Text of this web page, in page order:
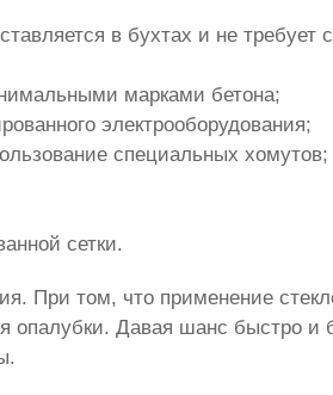
в бухтах и не
марками бетона;
электрооборудования;
специальных хомутов;
сетки.
При том, что применение
опалубки. Давая шанс быстро и